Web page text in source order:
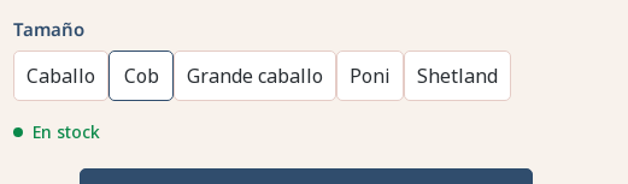
Tamaño
Caballo Cob Grande caballo Poni Shetland
En stock